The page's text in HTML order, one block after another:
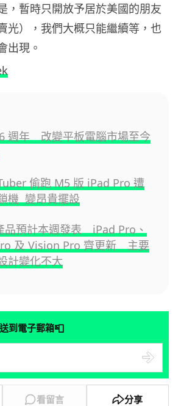
，暫時只開放予居於美國的朋友
光），我們大概只能繼續等，也
出現。
週年 改變平板電腦市場至今
偷跑 M5 版 iPad Pro 遭
機 變昂貴擺設
品預計本週發表 iPad Pro、
及 Vision Pro 齊更新 主要
計變化不大
到電子郵箱📮
看留言 分享